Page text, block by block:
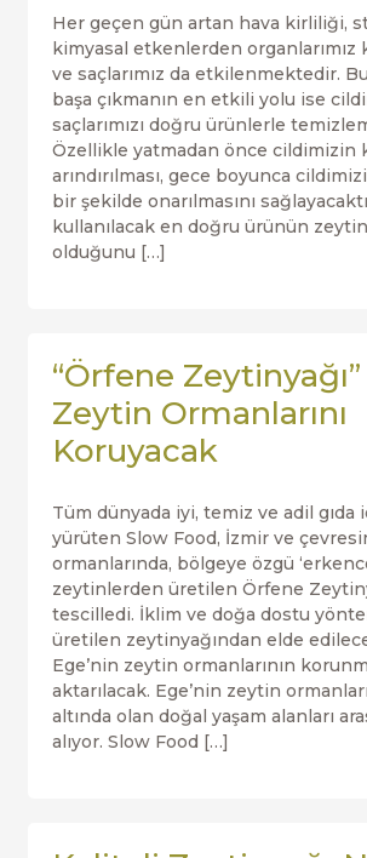
Her geçen gün artan hava kirliliği,
kimyasal etkenlerden organlarımız
ve saçlarımız da etkilenmektedir.
başa çıkmanın en etkili yolu ise
saçlarımızı doğru ürünlerle
Özellikle yatmadan önce cildimizin
arındırılması, gece boyunca
bir şekilde onarılmasını
kullanılacak en doğru ürünün
olduğunu […]
“Örfene Zeytinyağı”
Zeytin Ormanlarını
Koruyacak
Tüm dünyada iyi, temiz ve adil gıda
yürüten Slow Food, İzmir ve
ormanlarında, bölgeye özgü
zeytinlerden üretilen Örfene
tescilledi. İklim ve doğa dostu
üretilen zeytinyağından elde
Ege’nin zeytin ormanlarının
aktarılacak. Ege’nin zeytin
altında olan doğal yaşam alanları
alıyor. Slow Food […]